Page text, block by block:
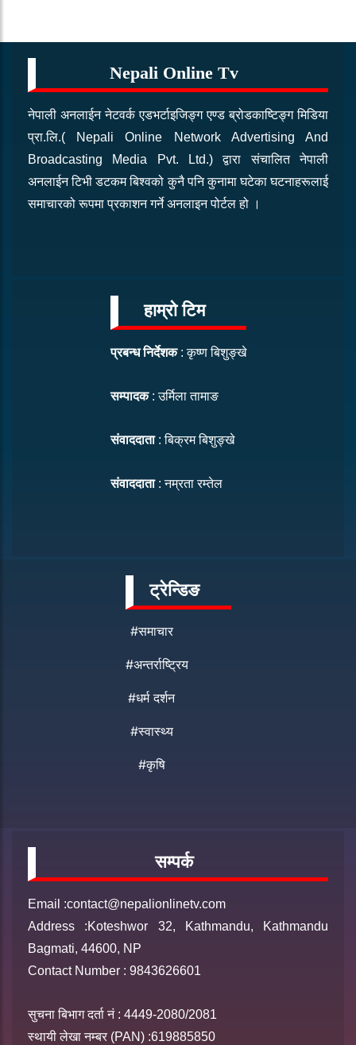
Nepali Online Tv
नेपाली अनलाईन नेटवर्क एडभर्टाइजिङ्ग एण्ड ब्रोडकाष्टिङ्ग मिडिया
प्रा.लि.( Nepali Online Network Advertising And
Broadcasting Media Pvt. Ltd.) द्वारा संचालित नेपाली
अनलाईन टिभी डटकम बिश्वको कुनै पनि कुनामा घटेका घटनाहरूलाई
समाचारको रूपमा प्रकाशन गर्ने अनलाइन पोर्टल हो ।
हाम्रो टिम
प्रबन्ध निर्देशक: कृष्ण बिशुङ्खे
सम्पादक: उर्मिला तामाङ
संवाददाता: बिक्रम बिशुङ्खे
संवाददाता: नम्रता रम्तेल
ट्रेन्डिङ
#समाचार
#अन्तर्राष्ट्रिय
#धर्म दर्शन
#स्वास्थ्य
#कृषि
सम्पर्क
Email :contact@nepalionlinetv.com
Address :Koteshwor 32, Kathmandu, Kathmandu
Bagmati, 44600, NP
Contact Number : 9843626601
सुचना बिभाग दर्ता नं : 4449-2080/2081
स्थायी लेखा नम्बर (PAN) :619885850